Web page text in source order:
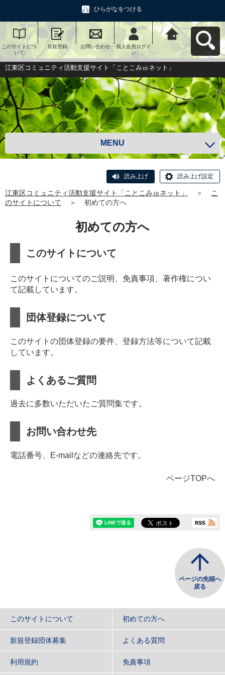
ひらがなをつける
このサイトにつ
いて
新規登録 お問い合わせ
個人会員ログイ
ン
江東区コミュニ
ティ活動支援サ
イト「ことこみ
ゅネット」へ戻
る
江東区コミュニティ活動支援サイト「ことこみゅネット」
MENU
読み上げ 読み上げ設定
江東区コミュニティ活動支援サイト「ことこみゅネット」 ＞
こ
のサイトについて
＞ 初めての方へ
初めての方へ
このサイトについて
このサイトについてのご説明、免責事項、著作権につい
て記載しています。
団体登録について
このサイトの団体登録の要件、登録方法等について記載
しています。
よくあるご質問
過去に多数いただいたご質問集です。
お問い合わせ先
電話番号、E-mailなどの連絡先です。
ページTOPへ
ページの先頭へ
戻る
このサイトについて 初めての方へ
新規登録団体募集 よくある質問
利用規約 免責事項